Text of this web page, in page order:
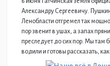
Александру Сергеевичу.
Ленобласти отгремел так
пор звенит в ушах, а запах
преследует до сих пор. Мы там
водили и готовы рассказать,